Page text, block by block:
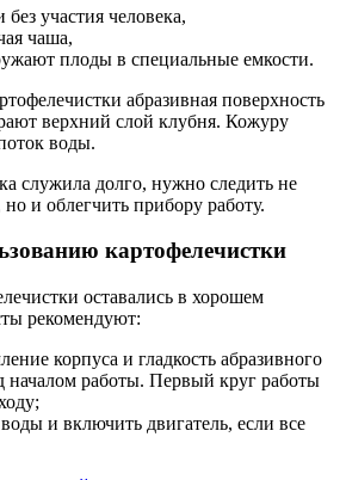
участия человека,
чаша,
плоды в специальные емкости.
абразивная поверхность
верхний слой клубня. Кожуру
воды.
служила долго, нужно следить не
но и облегчить прибору работу.
картофелечистки
оставались в хорошем
рекомендуют:
корпуса и гладкость абразивного
началом работы. Первый круг работы
и включить двигатель, если все